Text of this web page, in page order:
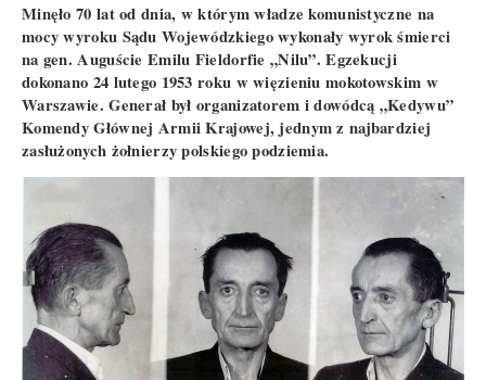
Minęło 70 lat od dnia, w którym władze komunistyczne na
mocy wyroku Sądu Wojewódzkiego wykonały wyrok śmierci
na gen. Auguście Emilu Fieldorfie „Nilu”. Egzekucji
dokonano 24 lutego 1953 roku w więzieniu mokotowskim w
Warszawie. Generał był organizatorem i dowódcą „Kedywu”
Komendy Głównej Armii Krajowej, jednym z najbardziej
zasłużonych żołnierzy polskiego podziemia.